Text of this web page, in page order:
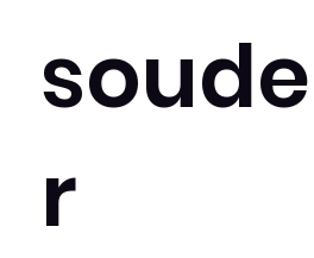
soude
r